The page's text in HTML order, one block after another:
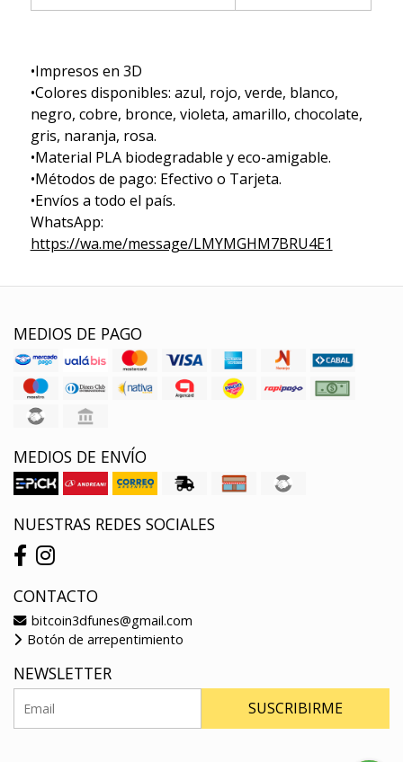
•Impresos en 3D
•Colores disponibles: azul, rojo, verde, blanco,
negro, cobre, bronce, violeta, amarillo, chocolate,
gris, naranja, rosa.
•Material PLA biodegradable y eco-amigable.
•Métodos de pago: Efectivo o Tarjeta.
•Envíos a todo el país.
WhatsApp:
https://wa.me/message/LMYMGHM7BRU4E1
MEDIOS DE PAGO
MEDIOS DE ENVÍO
NUESTRAS REDES SOCIALES
CONTACTO
bitcoin3dfunes@gmail.com
Botón de arrepentimiento
NEWSLETTER
SUSCRIBIRME